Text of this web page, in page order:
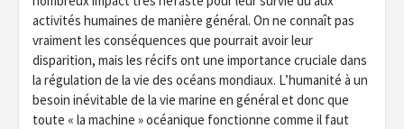
activités humaines de manière général. On ne connaît pas
vraiment les conséquences que pourrait avoir leur
disparition, mais les récifs ont une importance cruciale dans
la régulation de la vie des océans mondiaux. L’humanité à un
besoin inévitable de la vie marine en général et donc que
toute « la machine » océanique fonctionne comme il faut